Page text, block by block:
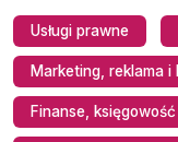
Usługi prawne
Marketing, reklama i
Finanse,